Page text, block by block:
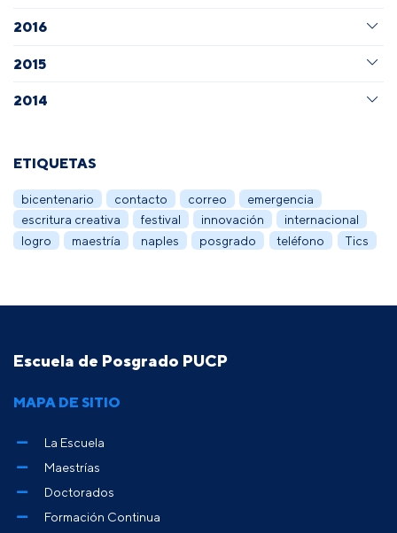
2016
2015
2014
ETIQUETAS
bicentenario contacto correo
emergencia
escritura creativa
festival innovación
internacional
logro
maestría naples posgrado teléfono Tics
Escuela de Posgrado PUCP
MAPA DE SITIO
La Escuela
Maestrías
Doctorados
Formación Continua